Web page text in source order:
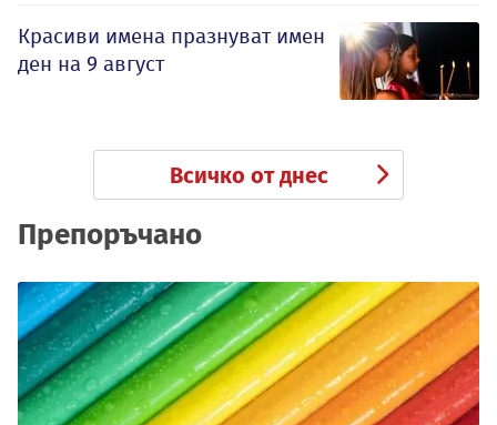
Красиви имена празнуват имен
ден на 9 август
Всичко от днес
Препоръчано